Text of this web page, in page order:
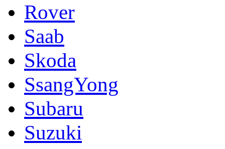
Rover
Saab
Skoda
SsangYong
Subaru
Suzuki